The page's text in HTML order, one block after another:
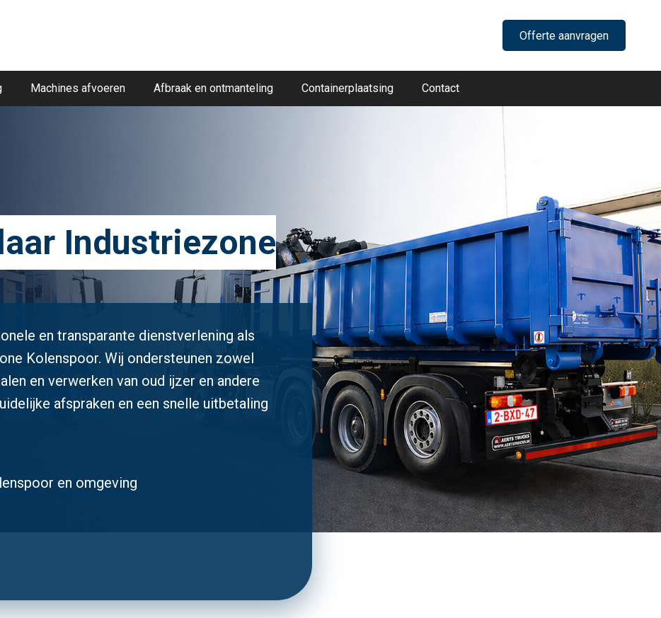
Offerte aanvragen
Machines afvoeren Afbraak en ontmanteling Containerplaatsing Contact
Industriezone
en transparante dienstverlening als
Kolenspoor. Wij ondersteunen zowel
en verwerken van oud ijzer en andere
afspraken en een snelle uitbetaling
en omgeving